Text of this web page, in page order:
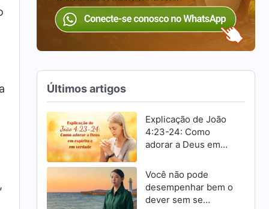
Últimos artigos
Explicação de João
4:23-24: Como
adorar a Deus em
verdade
Você não pode
desempenhar bem o
dever sem se